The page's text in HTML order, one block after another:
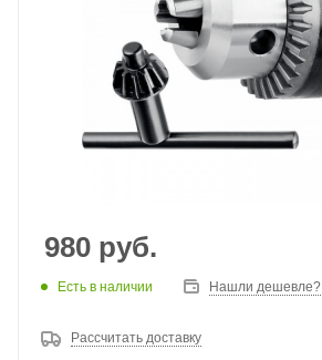
980 руб.
Есть в наличии Нашли дешевле?
Рассчитать доставку